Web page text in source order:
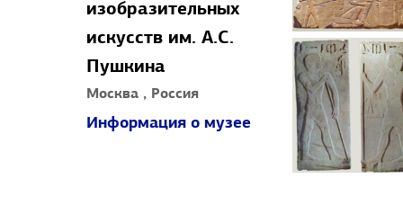
изобразительных
искусств им. А.С.
Пушкина
Москва , Россия
Информация о музее